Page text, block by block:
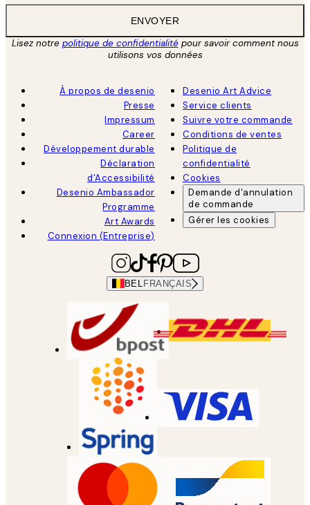
ENVOYER
Lisez notre politique de confidentialitépour savoir comment nous
utilisons vos données
À propos de desenio
Presse
Impressum
Career
Développement durable
Déclaration
d'Accessibilité
Desenio Ambassador
Programme
Art Awards
Connexion (Entreprise)
Desenio Art Advice
Service clients
Suivre votre commande
Conditions de ventes
Politique de
confidentialité
Cookies
Demande d'annulation
de commande
Gérer les cookies
BEL FRANÇAIS